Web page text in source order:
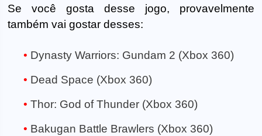
Se você gosta desse jogo, provavelmente
também vai gostar desses:
Dynasty Warriors: Gundam 2 (Xbox 360)
Dead Space (Xbox 360)
Thor: God of Thunder (Xbox 360)
Bakugan Battle Brawlers (Xbox 360)